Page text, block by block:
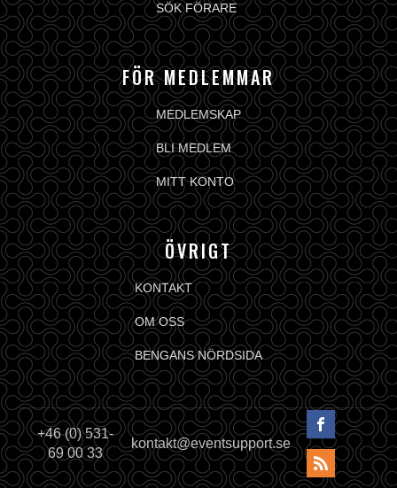
SÖK FÖRARE
FÖR MEDLEMMAR
MEDLEMSKAP
BLI MEDLEM
MITT KONTO
ÖVRIGT
KONTAKT
OM OSS
BENGANS NÖRDSIDA
+46 (0) 531-
69 00 33
kontakt@eventsupport.se